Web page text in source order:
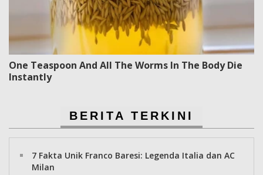
One Teaspoon And All The Worms In The Body Die
Instantly
BERITA TERKINI
7 Fakta Unik Franco Baresi: Legenda Italia dan AC
Milan